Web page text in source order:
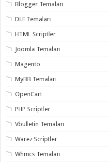
organizasyon
organizasyon,
organizasyon,
organizasyon,
organizasyon,
organizasyon,
gaziantep
palyaço,
takipçi
twitter
takipçi
hilesi ,
instagram
takipçi
hilesi
Blogger Temaları
DLE Temaları
HTML Scriptler
Joomla Temaları
Magento
MyBB Temaları
OpenCart
PHP Scriptler
Vbulletin Temaları
Warez Scriptler
Whmcs Temaları